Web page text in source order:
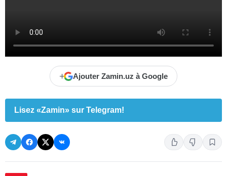
+ Ajouter Zamin.uz à Google
Lisez «Zamin» sur Telegram!